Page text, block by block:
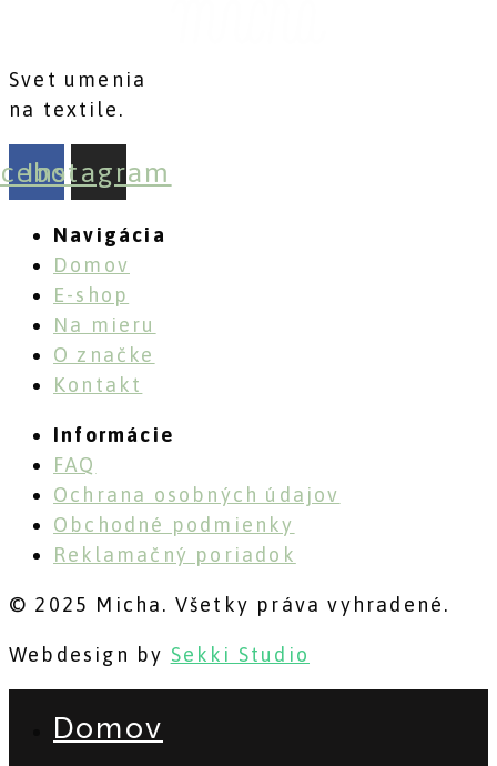
Svet umenia
na textile.
Instagram
Navigácia
Domov
E-shop
Na mieru
O značke
Kontakt
Informácie
FAQ
Ochrana osobných údajov
Obchodné podmienky
Reklamačný poriadok
© 2025 Micha. Všetky práva vyhradené.
Webdesign by Sekki Studio
Domov